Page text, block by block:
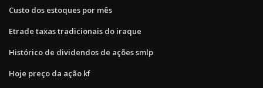
Custo dos estoques por mês
Etrade taxas tradicionais do iraque
Histórico de dividendos de ações smlp
Hoje preço da ação kf